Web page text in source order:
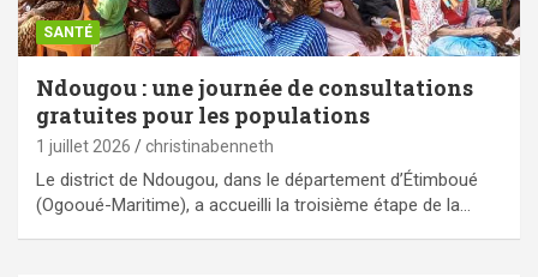
SANTÉ
Ndougou : une journée de consultations
gratuites pour les populations
1 juillet 2026 christinabenneth
Le district de Ndougou, dans le département d’Étimboué
(Ogooué-Maritime), a accueilli la troisième étape de la…